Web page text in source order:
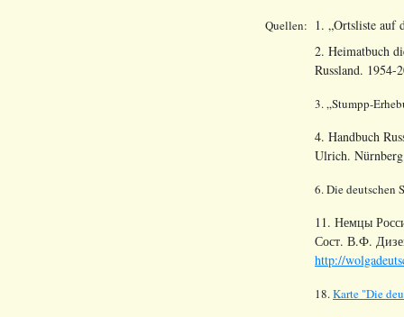
Quellen:
1. „Ortsliste auf
2. Heimatbuch
Russland. 1954-
3. „Stumpp-
4. Handbuch
Ulrich.
6. Die deutschen
11. Немцы
Сост. В.Ф.
http://
18.Karte "Die